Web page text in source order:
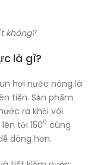
không?
là gì?
hơi nước nóng là
tiến. Sản phẩm
ra khỏi vòi
tới 1500 cùng
dàng hơn.